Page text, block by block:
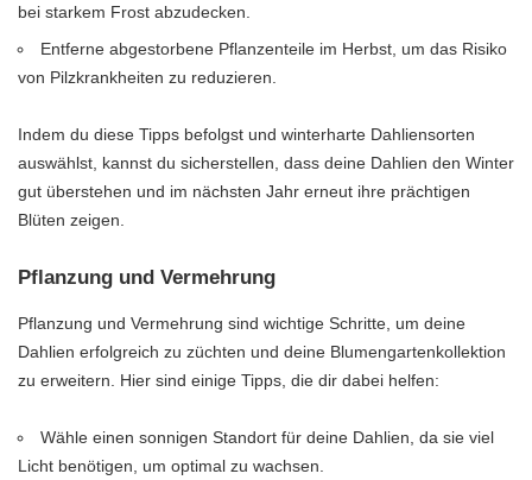
bei starkem Frost abzudecken.
Entferne abgestorbene Pflanzenteile im Herbst, um das Risiko
von Pilzkrankheiten zu reduzieren.
Indem du diese Tipps befolgst und winterharte Dahliensorten
auswählst, kannst du sicherstellen, dass deine Dahlien den Winter
gut überstehen und im nächsten Jahr erneut ihre prächtigen
Blüten zeigen.
Pflanzung und Vermehrung
Pflanzung und Vermehrung sind wichtige Schritte, um deine
Dahlien erfolgreich zu züchten und deine Blumengartenkollektion
zu erweitern. Hier sind einige Tipps, die dir dabei helfen:
Wähle einen sonnigen Standort für deine Dahlien, da sie viel
Licht benötigen, um optimal zu wachsen.